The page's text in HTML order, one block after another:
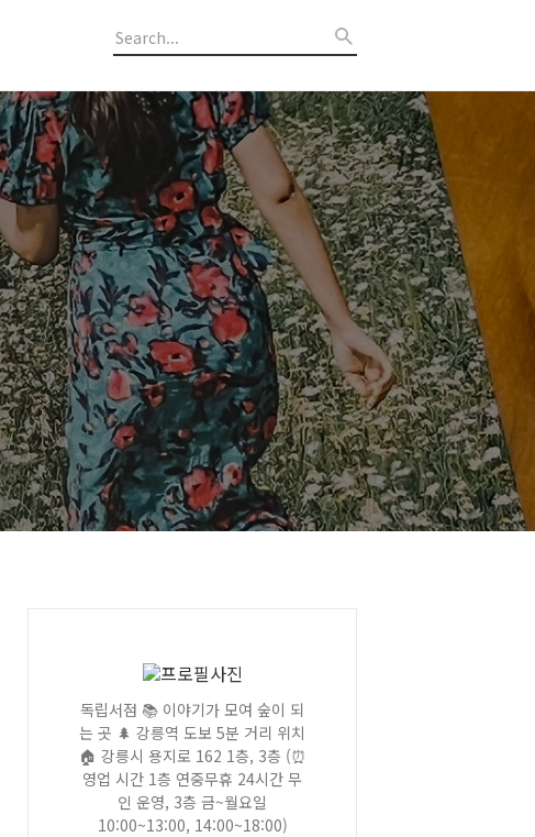
독립서점 📚 이야기가 모여 숲이 되
는 곳 🌲 강릉역 도보 5분 거리 위치
🏠 강릉시 용지로 162 1층, 3층 (⏰
영업 시간 1층 연중무휴 24시간 무
인 운영, 3층 금~월요일
10:00~13:00, 14:00~18:00)